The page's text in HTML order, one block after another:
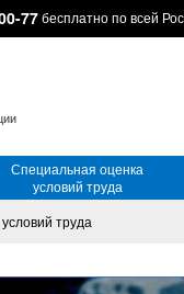
77бесплатно по всей
Специальная оценка
условий труда
труда